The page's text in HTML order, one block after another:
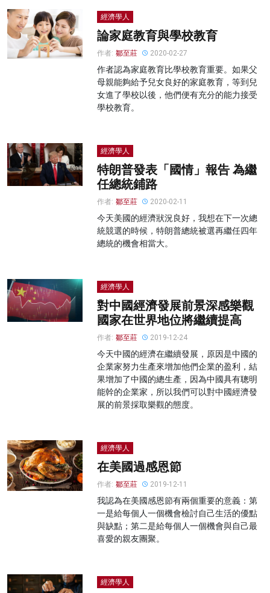
經濟學人
論家庭教育與學校教育
作者: 鄒至莊 2020-02-27
作者認為家庭教育比學校教育重要。如果父
母親能夠給予兒女良好的家庭教育，等到兒
女進了學校以後，他們便有充分的能力接受
學校教育。
經濟學人
特朗普發表「國情」報告 為繼
任總統鋪路
作者: 鄒至莊 2020-02-11
今天美國的經濟狀況良好，我想在下一次總
統競選的時候，特朗普總統被選再繼任四年
總統的機會相當大。
經濟學人
對中國經濟發展前景深感樂觀
國家在世界地位將繼續提高
作者: 鄒至莊 2019-12-24
今天中國的經濟在繼續發展，原因是中國的
企業家努力生產來增加他們企業的盈利，結
果增加了中國的總生產，因為中國具有聰明
能幹的企業家，所以我們可以對中國經濟發
展的前景採取樂觀的態度。
經濟學人
在美國過感恩節
作者: 鄒至莊 2019-12-11
我認為在美國感恩節有兩個重要的意義：第
一是給每個人一個機會檢討自己生活的優點
與缺點；第二是給每個人一個機會與自己最
喜愛的親友團聚。
經濟學人